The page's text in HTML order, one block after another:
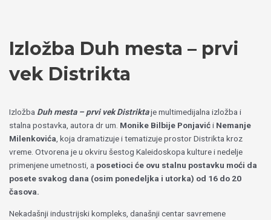
Izložba Duh mesta – prvi
vek Distrikta
Izložba Duh mesta – prvi vek Distriktaje multimedijalna izložba i
stalna postavka, autora dr um. Monike Bilbije Ponjavići Nemanje
Milenkovića , koja dramatizuje i tematizuje prostor Distrikta kroz
vreme. Otvorena je u okviru šestog Kaleidoskopa kulture i nedelje
primenjene umetnosti, a posetioci će ovu stalnu postavku moći da
posete svakog dana (osim ponedeljka i utorka) od 16 do 20
časova.
Nekadašnji industrijski kompleks, današnji centar savremene